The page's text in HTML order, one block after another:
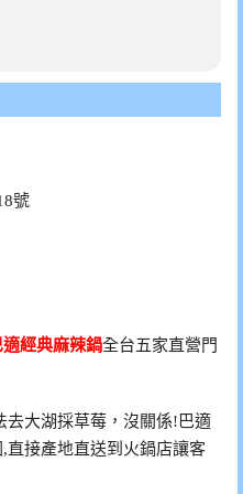
號
適經典麻辣鍋全台五家直營門
去大湖採草莓，沒關係!巴適
直接產地直送到火鍋店讓客